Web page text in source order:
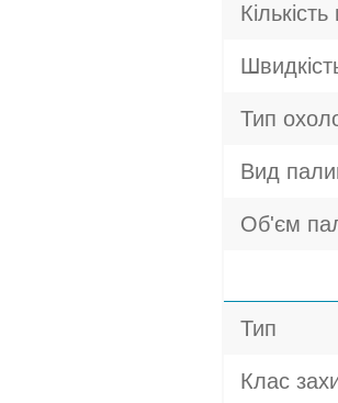
Тип
Вид
Об'єм
Тип
Клас